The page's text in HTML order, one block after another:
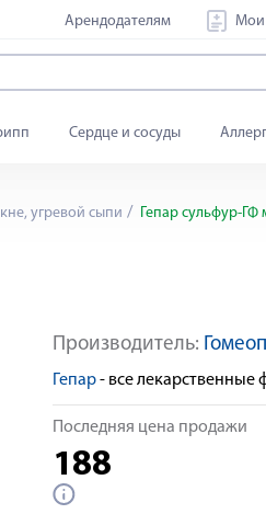
Арендодателям Мои
Сердце и сосуды
угревой сыпи Гепар сульфур-ГФ
Производитель:
Гепар- все лекарственные
Последняя цена продажи
188